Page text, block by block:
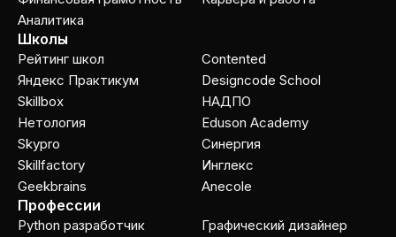
Аналитика
Школы
Рейтинг школ
Яндекс Практикум
Skillbox
Нетология
Skypro
Skillfactory
Geekbrains
Contented
Designcode School
НАДПО
Eduson Academy
Cинергия
Инглекс
Anecole
Профессии
Python разработчик
Графический дизайнер